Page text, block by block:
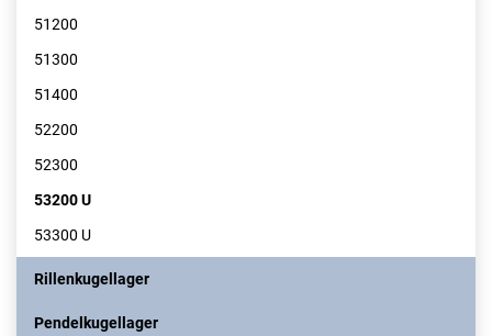
51200
51300
51400
52200
52300
53200 U
53300 U
Rillenkugellager
Pendelkugellager